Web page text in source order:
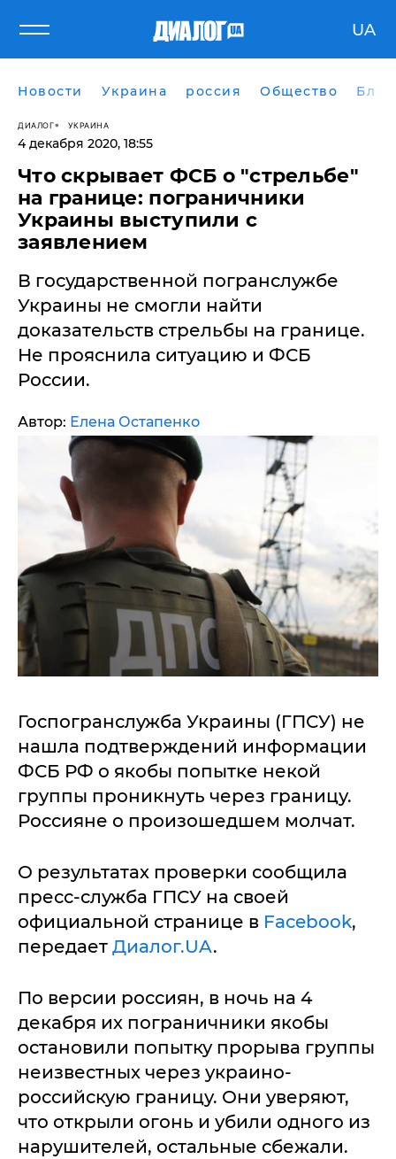
UA
Новости Украина россия Общество
ДИАЛОГ УКРАИНА
4 декабря 2020, 18:55
Что скрывает ФСБ о "стрельбе"
на границе: пограничники
Украины выступили с
заявлением
​В государственной погранслужбе
Украины не смогли найти
доказательств стрельбы на границе.
Не прояснила ситуацию и ФСБ
России.
Автор: Елена Остапенко
Госпогранслужба Украины (ГПСУ) не
нашла подтверждений информации
ФСБ РФ о якобы попытке некой
группы проникнуть через границу.
Россияне о произошедшем молчат.
О результатах проверки сообщила
пресс-служба ГПСУ на своей
официальной странице в Facebook,
передает Диалог.UA.
По версии россиян, в ночь на 4
декабря их пограничники якобы
остановили попытку прорыва группы
неизвестных через украино-
российскую границу. Они уверяют,
что открыли огонь и убили одного из
нарушителей, остальные сбежали.